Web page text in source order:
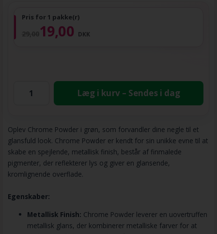
Pris for 1 pakke(r)
19,00 DKK
Læg i kurv – Sendes i dag
Oplev Chrome Powder i grøn, som forvandler dine negle til et
glansfuld look. Chrome Powder er kendt for sin unikke evne til at
skabe en spejlende, metallisk finish, består af finmalede
pigmenter, der reflekterer lys og giver en glansende,
kromlignende overflade.
Egenskaber:
Metallisk Finish: Chrome Powder leverer en uovertruffen
metallisk glans, der kombinerer metalliske farver for at